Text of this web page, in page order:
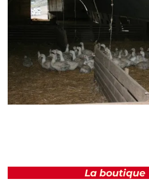
La boutique